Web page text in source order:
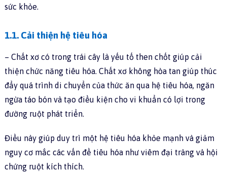
sức khỏe.
1.1. Cải thiện hệ tiêu hóa
– Chất xơ có trong trái cây là yếu tố then chốt giúp cải
thiện chức năng tiêu hóa. Chất xơ không hòa tan giúp thúc
đẩy quá trình di chuyển của thức ăn qua hệ tiêu hóa, ngăn
ngừa táo bón và tạo điều kiện cho vi khuẩn có lợi trong
đường ruột phát triển.
Điều này giúp duy trì một hệ tiêu hóa khỏe mạnh và giảm
nguy cơ mắc các vấn đề tiêu hóa như viêm đại tràng và hội
chứng ruột kích thích.